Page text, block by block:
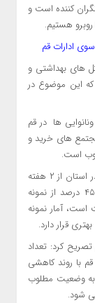
کننده است و
هستیم.
های بهداشتی و
این موضوع در
ها در قم
های خرید و
است.
به گفته وی؛ با توجه به افزایش نمونه گیری سرپایی در استان از ۲ هفته
گذشته تعداد بیماران کرونایی کاهش یافته و اکنون ۴۵ درصد از نمونه
است، آمار نمونه
قرار دارد.
کرد: تعداد
با روند کاهشی
به وضعیت مطلوب